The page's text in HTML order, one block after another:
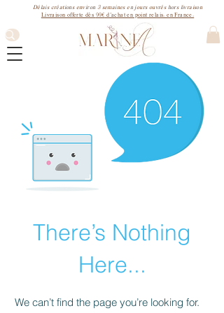
Délais créations environ 3 semainesen jours ouvrés hors livraison
Livraison offerte dès 99€ d'achat en point relais. en France.
There’s Nothing
Here...
We can’t find the page you’re looking for.